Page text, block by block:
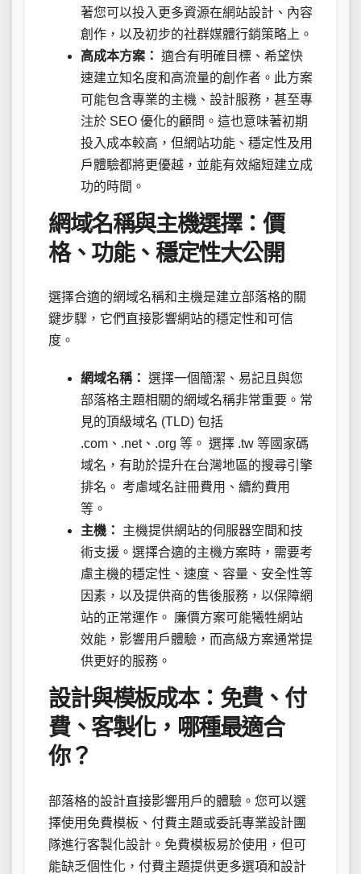
著您可以投入更多資源在網站設計、內容
創作，以及初步的社群媒體行銷策略上。
高成本方案： 適合有明確目標、希望快
速建立知名度和高流量的創作者。此方案
可能包含專業的主機、設計服務，甚至專
注於 SEO 優化的顧問。這也意味著初期
投入成本較高，但網站功能、穩定性及用
戶體驗都將更優越，並能有效縮短建立成
功的時間。
網域名稱與主機選擇：價
格、功能、穩定性大公開
選擇合適的網域名稱和主機是建立部落格的關
鍵步驟，它們直接影響網站的穩定性和可信
度。
網域名稱： 選擇一個簡潔、易記且與您
部落格主題相關的網域名稱非常重要。常
見的頂級域名 (TLD) 包括
.com、.net、.org 等。 選擇 .tw 等國家碼
域名，有助於提升在台灣地區的搜尋引擎
排名。 考慮域名註冊費用、續約費用
等。
主機：
主機提供網站的伺服器空間和技
術支援。選擇合適的主機方案時，需要考
慮主機的穩定性、速度、容量、安全性等
因素，以及提供商的售後服務，以保障網
站的正常運作。 廉價方案可能犧牲網站
效能，影響用戶體驗，而高級方案通常提
供更好的服務。
設計與模板成本：免費、付
費、客製化，哪種最適合
你？
部落格的設計直接影響用戶的體驗。您可以選
擇使用免費模板、付費主題或委託專業設計團
隊進行客製化設計。免費模板易於使用，但可
能缺乏個性化，付費主題提供更多選項和設計